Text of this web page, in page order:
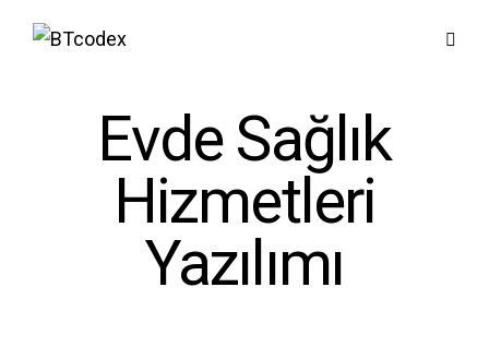
Evde Sağlık
Hizmetleri
Yazılımı